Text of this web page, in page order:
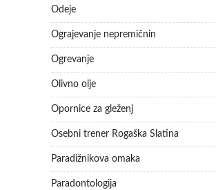
Odeje
Ograjevanje nepremičnin
Ogrevanje
Olivno olje
Opornice za gleženj
Osebni trener Rogaška Slatina
Paradižnikova omaka
Paradontologija